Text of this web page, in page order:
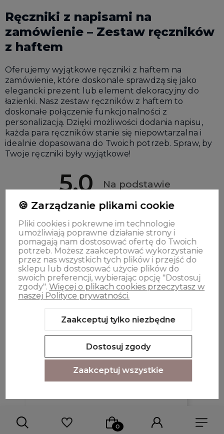
Ręczniki z napisami na
zamówienie – Zestaw ręczników
z haftem
Oferujemy wyjątkowe ręczniki z haftem na
zamówienie, które doskonale sprawdzą się jako
elegancki prezent lub element dekoracyjny do
łazienki. Nasz zestaw ręczników z haftem to
doskonałe połączenie funkcjonalności z
personalizacją. Dzięki możliwości dodania napisu,
każda para ręczników stanie się niepowtarzalna i
idealnie dopasowana do Twoich potrzeb. Spraw, by
Twoje ręczniki były wyjątkowe!
5.0
Ocena
Na podstawie
podgląd
Katarzyna
zweryfikowano
Super!!!
🍪 Zarządzanie plikami cookie
Pliki cookies i pokrewne im technologie
umożliwiają poprawne działanie strony i
pomagają nam dostosować ofertę do Twoich
potrzeb. Możesz zaakceptować wykorzystanie
przez nas wszystkich tych plików i przejść do
sklepu lub dostosować użycie plików do
swoich preferencji, wybierając opcję "Dostosuj
zgody". Więcej o plikach cookies przeczytasz w
naszej Polityce prywatności.
Zaakceptuj tylko niezbędne
Dostosuj zgody
Zaakceptuj wszystkie